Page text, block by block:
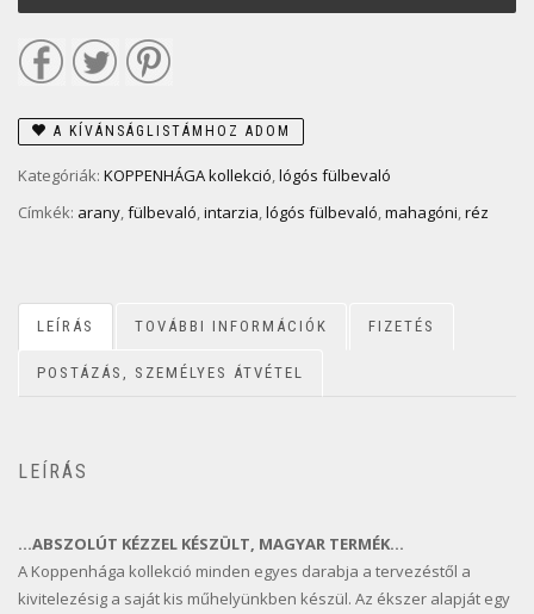
A KÍVÁNSÁGLISTÁMHOZ ADOM
Kategóriák: KOPPENHÁGA kollekció,lógós fülbevaló
Címkék: arany,fülbevaló,intarzia,lógós fülbevaló,mahagóni,réz
LEÍRÁS TOVÁBBI INFORMÁCIÓK FIZETÉS
POSTÁZÁS, SZEMÉLYES ÁTVÉTEL
LEÍRÁS
…ABSZOLÚT KÉZZEL KÉSZÜLT, MAGYAR TERMÉK…
A Koppenhága kollekció minden egyes darabja a tervezéstől a
kivitelezésig a saját kis műhelyünkben készül. Az ékszer alapját egy